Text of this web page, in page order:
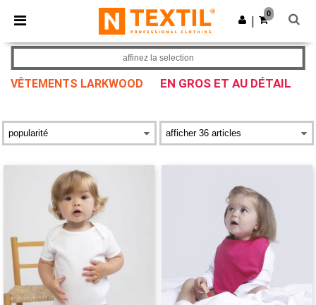
× Appli Ntextil
Meilleurs prix sur l’app !
Obtenir l'appli
0
VÊTEMENTS LARKWOOD EN GROS ET AU DÉTAIL
affinez la selection